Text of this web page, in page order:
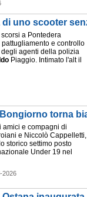
uno scooter
a Pontedera
e controllo
agenti della polizia
Piaggio. Intimato l'alt il
torna
amici e compagni di
e Niccolò Cappelletti,
storico settimo posto
Under 19 nel
2026